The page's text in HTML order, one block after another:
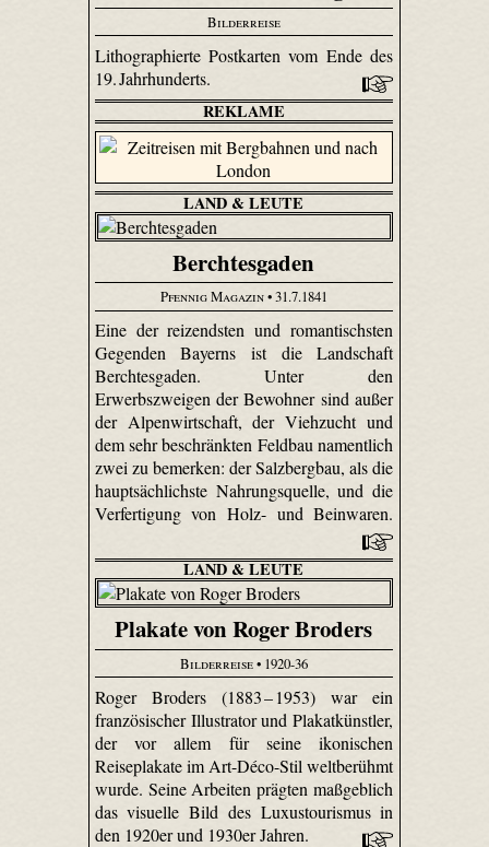
Bilderreise
Lithographierte Postkarten vom Ende des
19. Jahrhunderts.
REKLAME
LAND & LEUTE
Berchtesgaden
Pfennig Magazin• 31.7.1841
Eine der reizendsten und romantischsten
Gegenden Bayerns ist die Landschaft
Berchtesgaden. Unter den
Erwerbszweigen der Bewohner sind außer
der Alpenwirtschaft, der Viehzucht und
dem sehr beschränkten Feldbau namentlich
zwei zu bemerken: der Salzbergbau, als die
hauptsächlichste Nahrungsquelle, und die
Verfertigung von Holz- und Beinwaren.
LAND & LEUTE
Plakate von Roger Broders
Bilderreise• 1920-36
Roger Broders (1883 – 1953) war ein
französischer Illustrator und Plakatkünstler,
der vor allem für seine ikonischen
Reiseplakate im Art-Déco-Stil weltberühmt
wurde. Seine Arbeiten prägten maßgeblich
das visuelle Bild des Luxustourismus in
den 1920er und 1930er Jahren.